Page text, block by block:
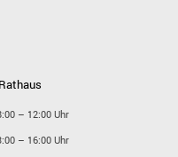
– 12:00 Uhr
– 16:00 Uhr